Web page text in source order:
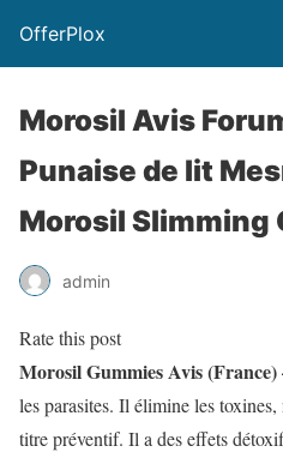
OfferPlox
Morosil Avis
Punaise de lit
Morosil Slimming
admin
Rate this post
Morosil Gummies Avis (France)
les parasites. Il élimine les
titre préventif. Il a des effets